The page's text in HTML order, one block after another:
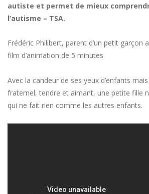
autiste et permet de mieux
l’autisme – TSA.
Frédéric Philibert, parent d’un petit garçon
film d’animation de 5 minutes.
Avec la candeur de ses yeux d’enfants
fraternel, tendre et aimant, une petite fille
qui ne fait rien comme les autres enfants.